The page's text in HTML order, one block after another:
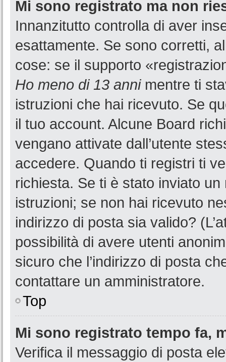
Mi sono registrato ma non
Innanzitutto controlla di aver
esattamente. Se sono corretti,
cose: se il supporto
Ho meno di 13 annimentre ti
istruzioni che hai ricevuto. Se
il tuo account. Alcune Board
vengano attivate dall’utente
accedere. Quando ti registri ti
richiesta. Se ti è stato inviato
istruzioni; se non hai ricevuto
indirizzo di posta sia valido?
possibilità di avere utenti
sicuro che l’indirizzo di posta
contattare un amministratore.
Top
Mi sono registrato tempo fa,
Verifica il messaggio di posta